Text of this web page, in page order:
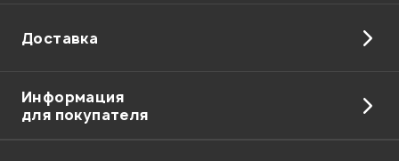
Доставка
Информация
для покупателя